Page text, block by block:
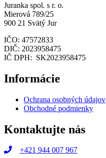
Juranka spol. s r. o.
Mierová 789/25
900 21 Svätý Jur
IČO: 47572833
DIČ: 2023958475
IČ DPH: SK2023958475
Informácie
Ochrana osobných údajov
Obchodné podmienky
Kontaktujte nás
+421 944 007 967